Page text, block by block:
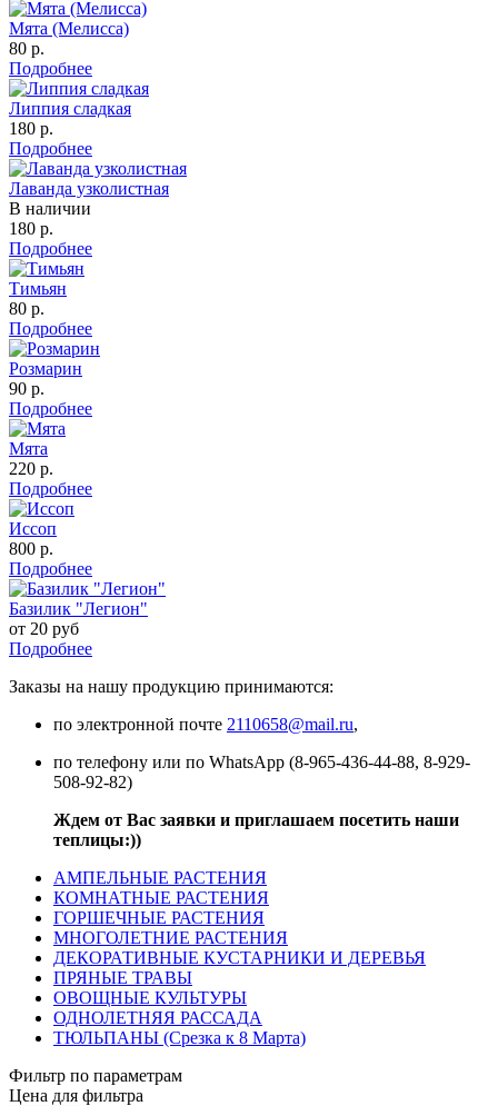
Мята (Мелисса)
80 р.
Подробнее
Липпия сладкая
180 р.
Подробнее
Лаванда узколистная
В наличии
180 р.
Подробнее
Тимьян
80 р.
Подробнее
Розмарин
90 р.
Подробнее
Мята
220 р.
Подробнее
Иссоп
800 р.
Подробнее
Базилик "Легион"
от 20 руб
Подробнее
Заказы на нашу продукцию принимаются:
по электронной почте 2110658@mail.ru,
по телефону или по WhatsApp (8-965-436-44-88, 8-929-
508-92-82)
Ждем от Вас заявки и приглашаем посетить наши
теплицы:))
АМПЕЛЬНЫЕ РАСТЕНИЯ
КОМНАТНЫЕ РАСТЕНИЯ
ГОРШЕЧНЫЕ РАСТЕНИЯ
МНОГОЛЕТНИЕ РАСТЕНИЯ
ДЕКОРАТИВНЫЕ КУСТАРНИКИ И ДЕРЕВЬЯ
ПРЯНЫЕ ТРАВЫ
ОВОЩНЫЕ КУЛЬТУРЫ
ОДНОЛЕТНЯЯ РАССАДА
ТЮЛЬПАНЫ (Срезка к 8 Марта)
Фильтр по параметрам
Цена для фильтра